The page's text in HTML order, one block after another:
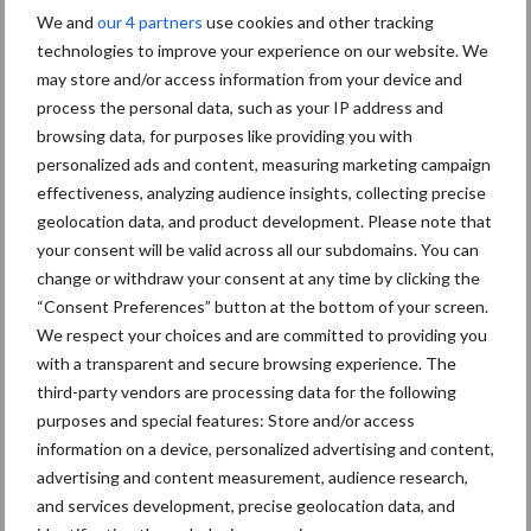
We and our 4 partners use cookies and other tracking
technologies to improve your experience on our website. We
may store and/or access information from your device and
process the personal data, such as your IP address and
browsing data, for purposes like providing you with
personalized ads and content, measuring marketing campaign
effectiveness, analyzing audience insights, collecting precise
geolocation data, and product development. Please note that
your consent will be valid across all our subdomains. You can
change or withdraw your consent at any time by clicking the
“Consent Preferences” button at the bottom of your screen.
We respect your choices and are committed to providing you
with a transparent and secure browsing experience. The
third-party vendors are processing data for the following
purposes and special features: Store and/or access
information on a device, personalized advertising and content,
advertising and content measurement, audience research,
and services development, precise geolocation data, and
Middel besparen met
precisiespuiten: “Elke
druppel op de juiste plek”
Agrarische grondprijs stijgt
in tweede kwartaal naar
108.500 euro per hectare
Themapagina's
Machines Duurzaamheid